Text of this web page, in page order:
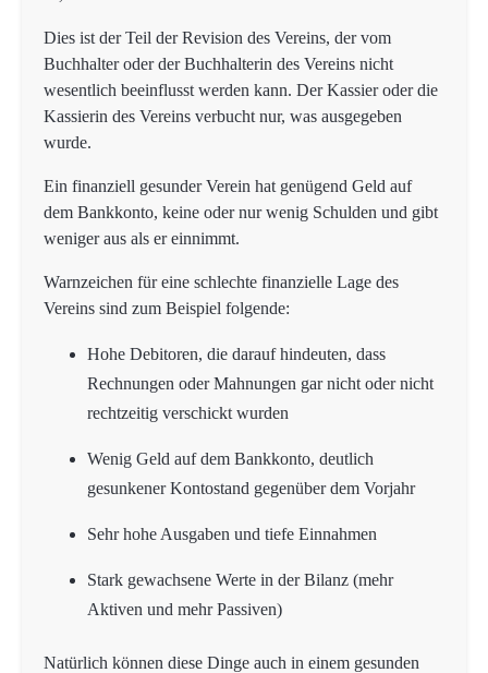
Dies ist der Teil der Revision des Vereins, der vom
Buchhalter oder der Buchhalterin des Vereins nicht
wesentlich beeinflusst werden kann. Der Kassier oder die
Kassierin des Vereins verbucht nur, was ausgegeben
wurde.
Ein finanziell gesunder Verein hat genügend Geld auf
dem Bankkonto, keine oder nur wenig Schulden und gibt
weniger aus als er einnimmt.
Warnzeichen für eine schlechte finanzielle Lage des
Vereins sind zum Beispiel folgende:
Hohe Debitoren, die darauf hindeuten, dass
Rechnungen oder Mahnungen gar nicht oder nicht
rechtzeitig verschickt wurden
Wenig Geld auf dem Bankkonto, deutlich
gesunkener Kontostand gegenüber dem Vorjahr
Sehr hohe Ausgaben und tiefe Einnahmen
Stark gewachsene Werte in der Bilanz (mehr
Aktiven und mehr Passiven)
Natürlich können diese Dinge auch in einem gesunden